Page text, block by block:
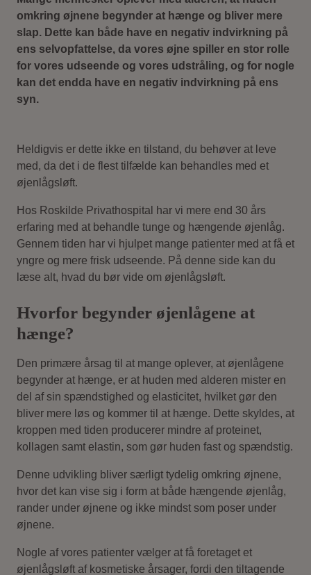
omkring øjnene begynder at hænge og bliver mere
slap. Dette kan både have en negativ indvirkning på
ens selvopfattelse, da vores øjne spiller en stor rolle
for vores udseende og vores udstråling, og for nogle
kan det endda have en negativ indvirkning på ens
syn.
Heldigvis er dette ikke en tilstand, du behøver at leve
med, da det i de flest tilfælde kan behandles med et
øjenlågsløft.
Hos Roskilde Privathospital har vi mere end 30 års
erfaring med at behandle tunge og hængende øjenlåg.
Gennem tiden har vi hjulpet mange patienter med at få et
yngre og mere frisk udseende. På denne side kan du
læse alt, hvad du bør vide om øjenlågsløft.
Hvorfor begynder øjenlågene at
hænge?
Den primære årsag til at mange oplever, at øjenlågene
begynder at hænge, er at huden med alderen mister en
del af sin spændstighed og elasticitet, hvilket gør den
bliver mere løs og kommer til at hænge. Dette skyldes, at
kroppen med tiden producerer mindre af proteinet,
kollagen samt elastin, som gør huden fast og spændstig.
Denne udvikling bliver særligt tydelig omkring øjnene,
hvor det kan vise sig i form at både hængende øjenlåg,
rander under øjnene og ikke mindst som poser under
øjnene.
Nogle af vores patienter vælger at få foretaget et
øjenlågsløft af kosmetiske årsager, fordi den tiltagende